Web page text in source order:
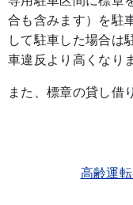
合も含みます）を駐
して駐車した場合
車違反より高くなり
また、標章の貸し借
高齢運